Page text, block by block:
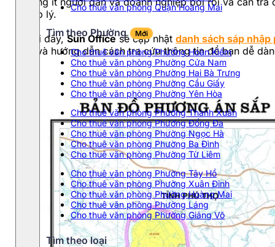
Cho thuê văn phòng Quận Hoàng Mai
Tìm theo Phường Mới
Cho thuê văn phòng Phường Hoàn Kiếm
Cho thuê văn phòng Phường Cửa Nam
Cho thuê văn phòng Phường Hai Bà Trưng
Cho thuê văn phòng Phường Cầu Giấy
Cho thuê văn phòng Phường Yên Hòa
Cho thuê văn phòng Phường Thanh Xuân
Cho thuê văn phòng Phường Đống Đa
Cho thuê văn phòng Phường Ngọc Hà
Cho thuê văn phòng Phường Ba Đình
Cho thuê văn phòng Phường Từ Liêm
Cho thuê văn phòng Phường Tây Hồ
Cho thuê văn phòng Phường Xuân Đỉnh
Cho thuê văn phòng Phường Hoàng Mai
Cho thuê văn phòng Phường Láng
Cho thuê văn phòng Phường Giảng Võ
Tìm theo loại
pháp lý.
Dưới đây, Sun Officesẽ cập nhật danh sách sáp nhập
tiết và hướng dẫn cách tra cứu thông tin để bạn dễ